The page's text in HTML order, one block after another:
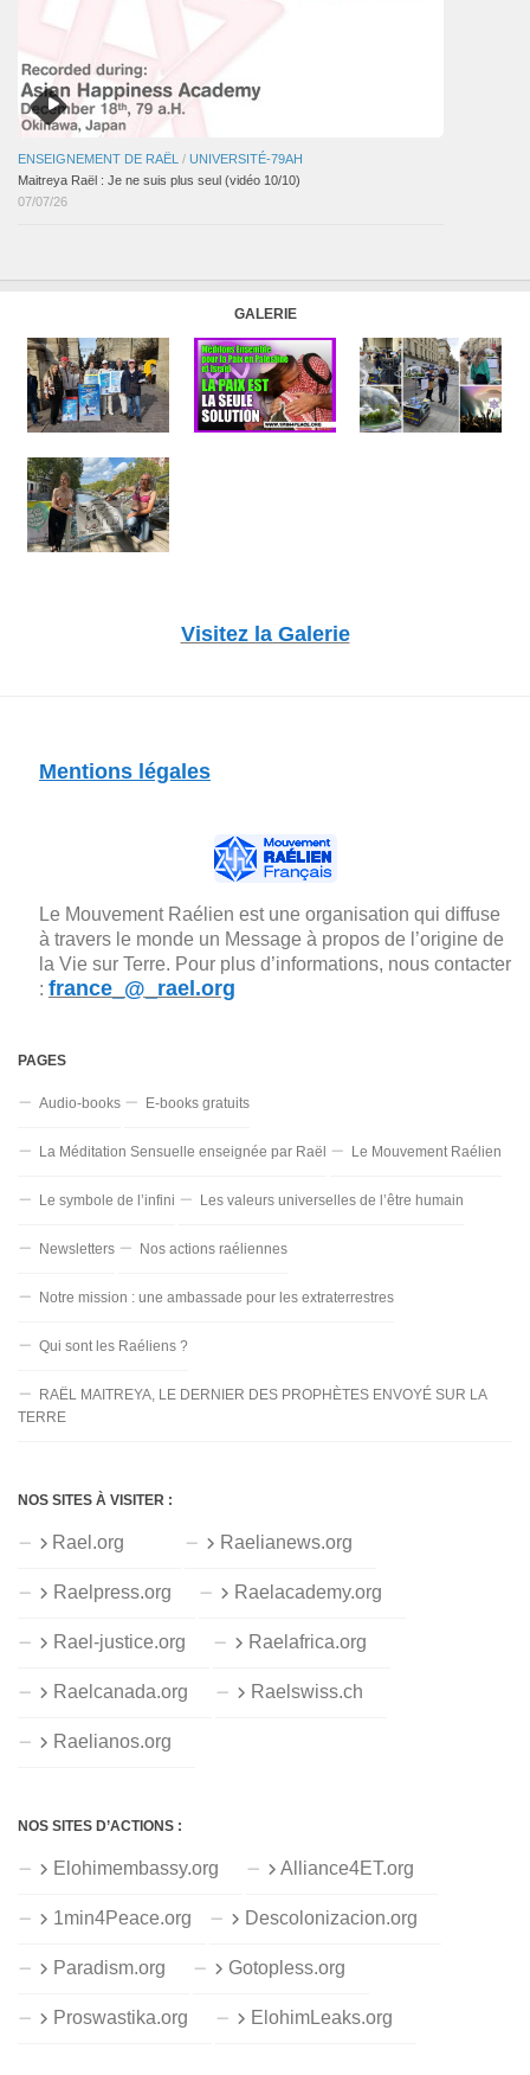
ENSEIGNEMENT DE RAËL / UNIVERSITÉ-79AH
Maitreya Raël : Je ne suis plus seul (vidéo 10/10)
07/07/26
GALERIE
Visitez la Galerie
Mentions légales
Le Mouvement Raélien est une organisation qui diffuse
à travers le monde un Message à propos de l’origine de
la Vie sur Terre. Pour plus d’informations, nous contacter
: france_@_rael.org
PAGES
Audio-books E-books gratuits
La Méditation Sensuelle enseignée par Raël Le Mouvement Raélien
Le symbole de l’infini Les valeurs universelles de l’être humain
Newsletters Nos actions raéliennes
Notre mission : une ambassade pour les extraterrestres
Qui sont les Raéliens ?
RAËL MAITREYA, LE DERNIER DES PROPHÈTES ENVOYÉ SUR LA
TERRE
NOS SITES À VISITER :
Rael.org Raelianews.org
Raelpress.org Raelacademy.org
Rael-justice.org Raelafrica.org
Raelcanada.org Raelswiss.ch
Raelianos.org
NOS SITES D’ACTIONS :
Elohimembassy.org Alliance4ET.org
1min4Peace.org Descolonizacion.org
Paradism.org Gotopless.org
Proswastika.org ElohimLeaks.org